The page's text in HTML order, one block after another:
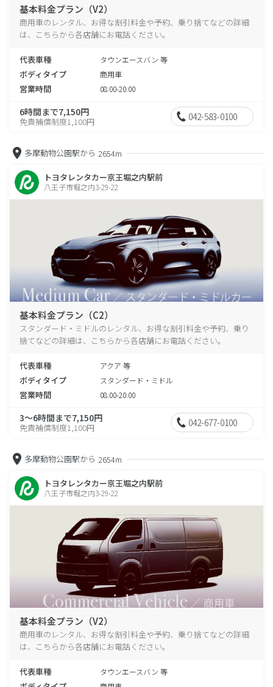
基本料金プラン（V2）
商用車のレンタル、お得な割引料金や予約、乗り捨てなどの詳細
は、こちらから各店舗にお電話ください。
代表車種 タウンエースバン 等
ボディタイプ 商用車
営業時間 08:00-20:00
6時間まで7,150円
免責補償制度1,100円 042-583-0100
多摩動物公園駅から 2654m
トヨタレンタカー京王堀之内駅前
八王子市堀之内3-29-22
基本料金プラン（C2）
スタンダード・ミドルのレンタル、お得な割引料金や予約、乗り
捨てなどの詳細は、こちらから各店舗にお電話ください。
代表車種 アクア 等
ボディタイプ スタンダード・ミドル
営業時間 08:00-20:00
3～6時間まで7,150円
免責補償制度1,100円 042-677-0100
多摩動物公園駅から 2654m
トヨタレンタカー京王堀之内駅前
八王子市堀之内3-29-22
基本料金プラン（V2）
商用車のレンタル、お得な割引料金や予約、乗り捨てなどの詳細
は、こちらから各店舗にお電話ください。
代表車種 タウンエースバン 等